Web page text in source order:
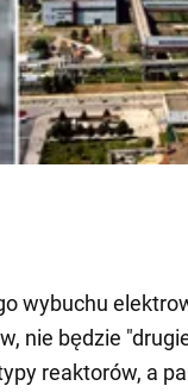
wybuchu
nie będzie
reaktorów, a